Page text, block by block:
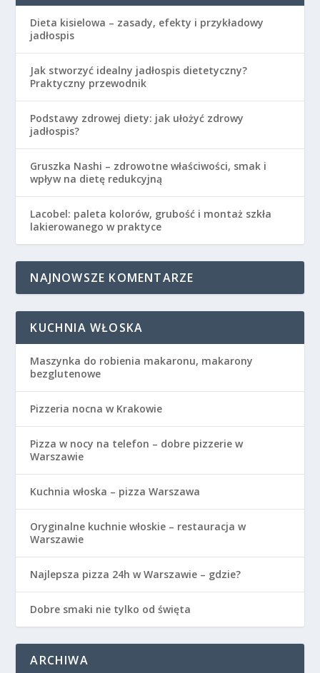
Dieta kisielowa – zasady, efekty i przykładowy
jadłospis
Jak stworzyć idealny jadłospis dietetyczny?
Praktyczny przewodnik
Podstawy zdrowej diety: jak ułożyć zdrowy
jadłospis?
Gruszka Nashi – zdrowotne właściwości, smak i
wpływ na dietę redukcyjną
Lacobel: paleta kolorów, grubość i montaż szkła
lakierowanego w praktyce
NAJNOWSZE KOMENTARZE
KUCHNIA WŁOSKA
Maszynka do robienia makaronu, makarony
bezglutenowe
Pizzeria nocna w Krakowie
Pizza w nocy na telefon – dobre pizzerie w
Warszawie
Kuchnia włoska – pizza Warszawa
Oryginalne kuchnie włoskie – restauracja w
Warszawie
Najlepsza pizza 24h w Warszawie – gdzie?
Dobre smaki nie tylko od święta
ARCHIWA